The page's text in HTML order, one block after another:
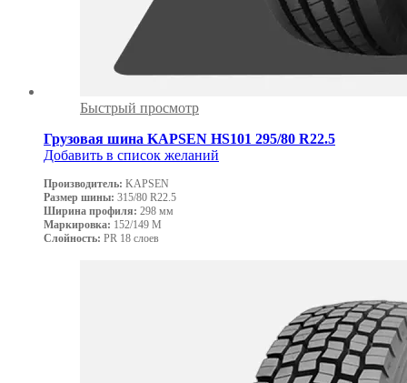
Быстрый просмотр
Грузовая шина KAPSEN HS101 295/80 R22.5
Добавить в список желаний
Производитель: KAPSEN
Размер шины: 315/80 R22.5
Ширина профиля: 298 мм
Маркировка: 152/149 M
Слойность: PR 18 слоев